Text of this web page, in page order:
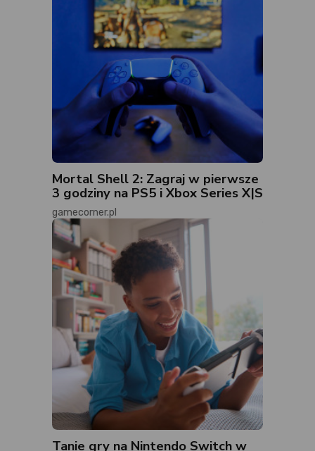
Mortal Shell 2: Zagraj w pierwsze
3 godziny na PS5 i Xbox Series X|S
gamecorner.pl
Tanie gry na Nintendo Switch w